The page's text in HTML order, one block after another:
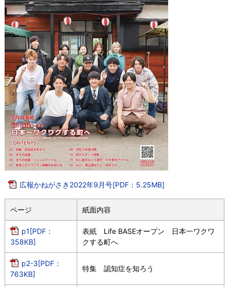
広報かねがさき2022年9月号[PDF：5.25MB]
ページ 紙面内容
p1[PDF：
358KB]
表紙 Life BASEオープン 日本一ワクワ
クする町へ
p2-3[PDF：
763KB]
特集 認知症を知ろう